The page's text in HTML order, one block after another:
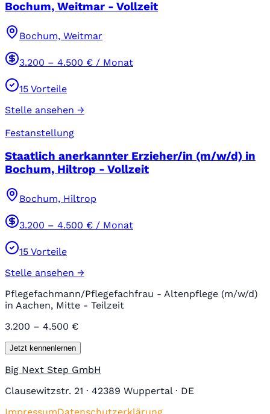
Bochum, Weitmar - Vollzeit
Bochum, Weitmar
3.200 – 4.500 € / Monat
15 Vorteile
Stelle ansehen →
Festanstellung
Staatlich anerkannter Erzieher/in (m/w/d) in
Bochum, Hiltrop - Vollzeit
Bochum, Hiltrop
3.200 – 4.500 € / Monat
15 Vorteile
Stelle ansehen →
Pflegefachmann/Pflegefachfrau - Altenpflege (m/w/d)
in Aachen, Mitte - Teilzeit
3.200 – 4.500 €
Jetzt kennenlernen
Big Next Step GmbH
Clausewitzstr. 21 · 42389 Wuppertal · DE